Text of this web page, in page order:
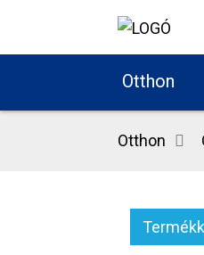
Otthon
Otthon